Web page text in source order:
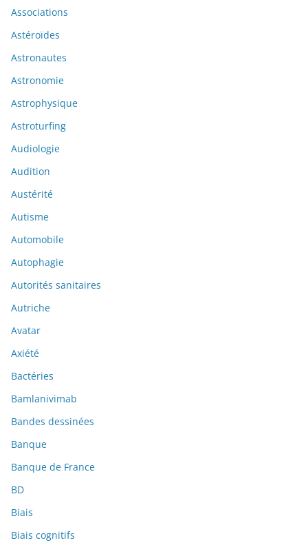
Associations
Astéroïdes
Astronautes
Astronomie
Astrophysique
Astroturfing
Audiologie
Audition
Austérité
Autisme
Automobile
Autophagie
Autorités sanitaires
Autriche
Avatar
Axiété
Bactéries
Bamlanivimab
Bandes dessinées
Banque
Banque de France
BD
Biais
Biais cognitifs